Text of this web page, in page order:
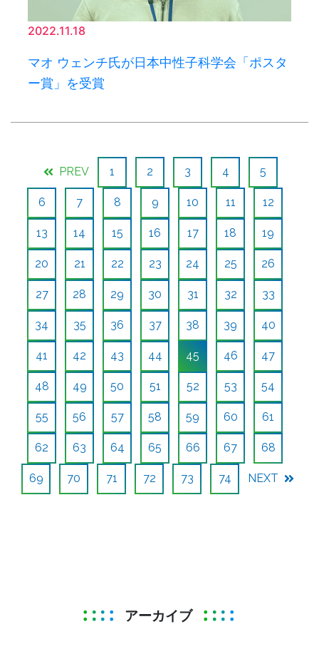
2022.11.18
マオ ウェンチ氏が日本中性子科学会「ポスタ
ー賞」を受賞
PREV 1 2 3 4 5
6 7 8 9 10 11 12
13 14 15 16 17 18 19
20 21 22 23 24 25 26
27 28 29 30 31 32 33
34 35 36 37 38 39 40
41 42 43 44 45 46 47
48 49 50 51 52 53 54
55 56 57 58 59 60 61
62 63 64 65 66 67 68
69 70 71 72 73 74 NEXT
アーカイブ